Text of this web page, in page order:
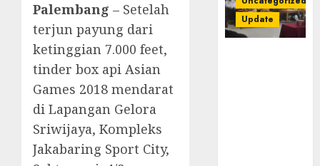
Palembang – Setelah
terjun payung dari
ketinggian 7.000 feet,
tinder box api Asian
Games 2018 mendarat
di Lapangan Gelora
Sriwijaya, Kompleks
Jakabaring Sport City,
Update